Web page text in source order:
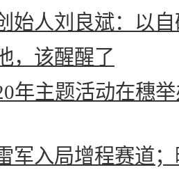
始人刘良斌：以
，该醒醒了
年主题活动在穗
军入局增程赛道